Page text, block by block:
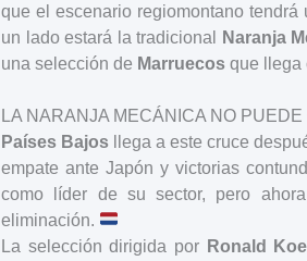
que el escenario regiomontano
un lado estará la tradicional
Naranja
una selección de Marruecos que llega
LA NARANJA MECÁNICA NO
Países Bajos llega a este cruce
empate ante Japón y victorias
como líder de su sector, pero
eliminación.
La selección dirigida por Ronald